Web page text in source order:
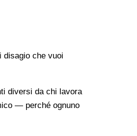
disagio che vuoi
diversi da chi lavora
— perché ognuno